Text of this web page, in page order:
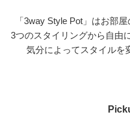
「3way Style Pot」はお部
3つのスタイリングから自由
気分によってスタイルを